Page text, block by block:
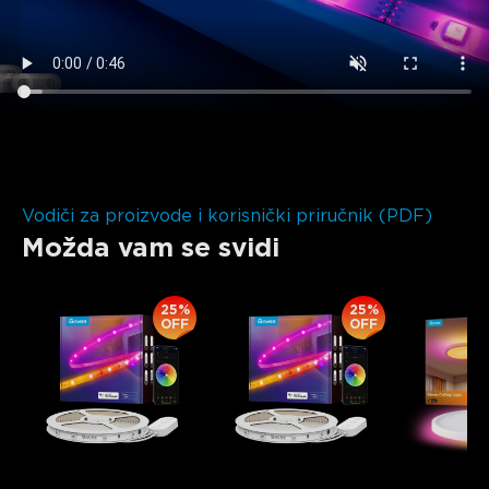
Vodiči za proizvode i korisnički priručnik (PDF)
Možda vam se svidi
25%
OFF
25%
OFF
close